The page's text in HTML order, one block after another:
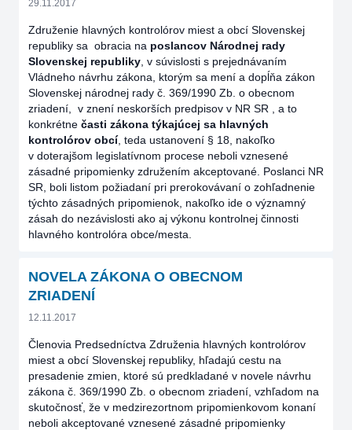
29.11.2017
Združenie hlavných kontrolórov miest a obcí Slovenskej
republiky sa obracia na poslancov Národnej rady
Slovenskej republiky , v súvislosti s prejednávaním
Vládneho návrhu zákona, ktorým sa mení a dopĺňa zákon
Slovenskej národnej rady č. 369/1990 Zb. o obecnom
zriadení, v znení neskorších predpisov v NR SR , a to
konkrétne časti zákona týkajúcej sa hlavných
kontrolórov obcí, teda ustanovení § 18, nakoľko
v doterajšom legislatívnom procese neboli vznesené
zásadné pripomienky združením akceptované. Poslanci NR
SR, boli listom požiadaní pri prerokovávaní o zohľadnenie
týchto zásadných pripomienok, nakoľko ide o významný
zásah do nezávislosti ako aj výkonu kontrolnej činnosti
hlavného kontrolóra obce/mesta.
NOVELA ZÁKONA O OBECNOM
ZRIADENÍ
12.11.2017
Členovia Predsedníctva Združenia hlavných kontrolórov
miest a obcí Slovenskej republiky, hľadajú cestu na
presadenie zmien, ktoré sú predkladané v novele návrhu
zákona č. 369/1990 Zb. o obecnom zriadení, vzhľadom na
skutočnosť, že v medzirezortnom pripomienkovom konaní
neboli akceptované vznesené zásadné pripomienky